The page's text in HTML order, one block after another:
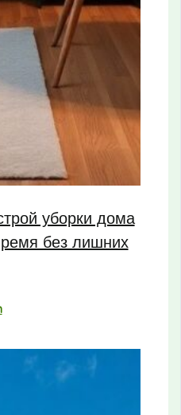
уборки дома
без лишних